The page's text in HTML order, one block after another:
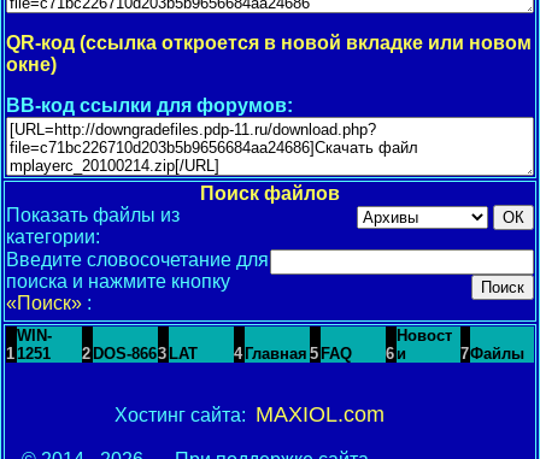
QR-код (ссылка откроется в новой вкладке или новом
окне)
BB-код ссылки для форумов:
Поиск файлов
Показать файлы из
категории:
Введите словосочетание для
поиска и нажмите кнопку
«Поиск» :
1
WIN-
1251
2 DOS-8663 LAT 4 Главная 5 FAQ 6
Новост
и
7Файлы
Хостинг сайта: MAXIOL.com